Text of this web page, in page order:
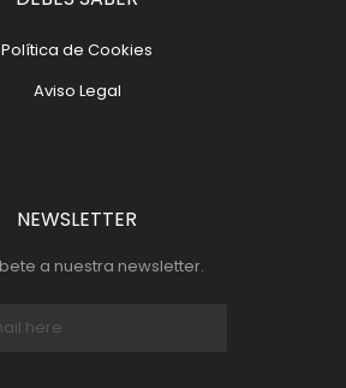
Política de Cookies
Aviso Legal
NEWSLETTER
a nuestra newsletter.